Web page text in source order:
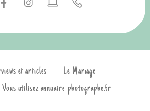
et articles
Le Mariage
utilisez annuaire-photographe.fr